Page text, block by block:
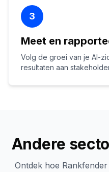
3
Meet en
Volg de groei van je AI-
resultaten aan
Andere
Ontdek hoe